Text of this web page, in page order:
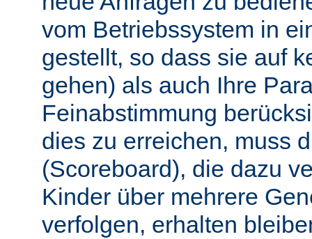
vom Betriebssystem in
gestellt, so dass sie auf
gehen) als auch Ihre
Feinabstimmung
dies zu erreichen, muss
(Scoreboard), die dazu
Kinder über mehrere
verfolgen, erhalten